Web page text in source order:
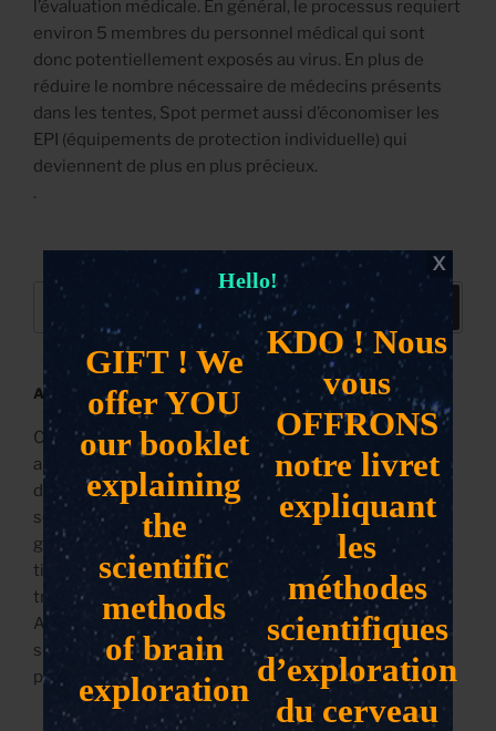
Hello!
GIFT ! We
offer YOU
our booklet
explaining
the
scientific
methods
of brain
exploration
KDO ! Nous
vous
OFFRONS
notre livret
expliquant
les
méthodes
scientifiques
d’exploration
du cerveau
l’évaluation médicale. En général, le processus requiert
environ 5 membres du personnel médical qui sont
donc potentiellement exposés au virus. En plus de
réduire le nombre nécessaire de médecins présents
dans les tentes, Spot permet aussi d’économiser les
EPI (équipements de protection individuelle) qui
deviennent de plus en plus précieux.
.
Recherche
pour
A PROPOS
Ce blog s'intéresse aux sciences cognitives et à leurs
applications pratiques (positives, négatives et
défensives), ainsi qu'aux études sur les expériences
sociales qui nous éclairent sur la psychologie de
groupe, et aux recherches sur la conscience qui
titillent les limites actuelles de la science. ------- On y
trouvera aussi pas mal d'intérêt pour l'Intelligence
Artificielle et le Big Data vu les conséquences de ces
sujets sur notre société... et sur celle qu'on nous
prépare !